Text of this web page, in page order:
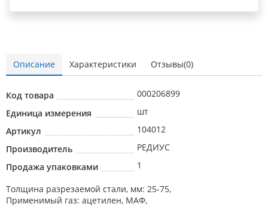
Описание Характеристики Отзывы(0)
Код товара
000206899
Единица измерения
шт
Артикул
104012
Производитель
РЕДИУС
Продажа упаковками
1
Толщина разрезаемой стали, мм: 25-75,
Применимый газ: ацетилен, МАФ,